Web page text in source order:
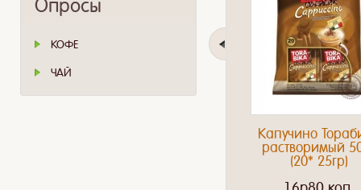
Опросы
КОФЕ
ЧАЙ
Капучино
растворимый
(20* 25гр)